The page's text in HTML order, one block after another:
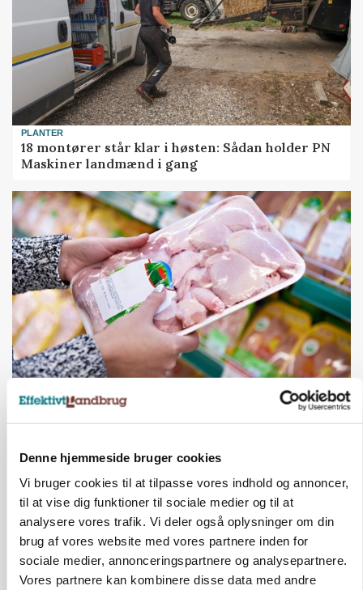
Denne hjemmeside bruger cookies
Vi bruger cookies til at tilpasse vores indhold og annoncer,
til at vise dig funktioner til sociale medier og til at
analysere vores trafik. Vi deler også oplysninger om din
brug af vores website med vores partnere inden for
sociale medier, annonceringspartnere og analysepartnere.
Vores partnere kan kombinere disse data med andre
PLANTER
18 montører står klar i høsten: Sådan holder PN
Maskiner landmænd i gang
Prisgab på 20 kroner pr. kg vokser: Polsk kylling